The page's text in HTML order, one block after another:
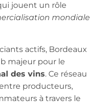
jouent un rôle
mondiale
actifs, Bordeaux
majeur pour le
des vins. Ce réseau
producteurs,
à travers le